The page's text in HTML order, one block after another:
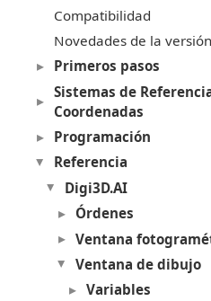
Compatibilidad
Novedades de la versión
Primeros pasos
Sistemas de
Coordenadas
Programación
Referencia
Digi3D.AI
Órdenes
Ventana
Ventana de dibujo
Variables